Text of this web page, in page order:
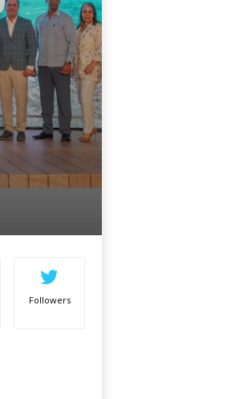
Followers